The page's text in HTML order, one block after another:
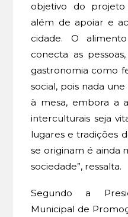
objetivo do projeto
além de apoiar e
cidade. O
conecta as
gastronomia como
social, pois nada
à mesa, embora a
interculturais seja
lugares e tradições
se originam é ainda
sociedade”, ressalta.
Segundo a
Municipal de